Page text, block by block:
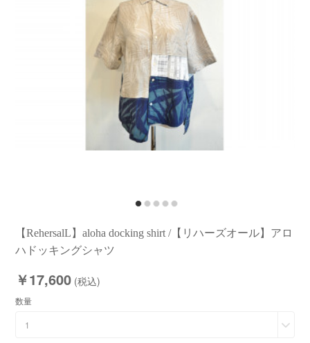
【RehersalL】aloha docking shirt /【リハーズオール】アロ
ハドッキングシャツ
￥17,600 (税込)
数量
1